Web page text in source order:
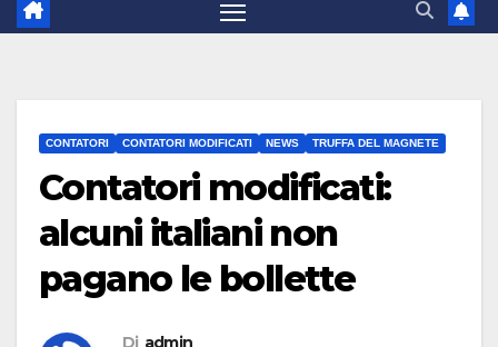
CONTATORI CONTATORI MODIFICATI NEWS TRUFFA DEL MAGNETE
Contatori modificati:
alcuni italiani non
pagano le bollette
Di admin